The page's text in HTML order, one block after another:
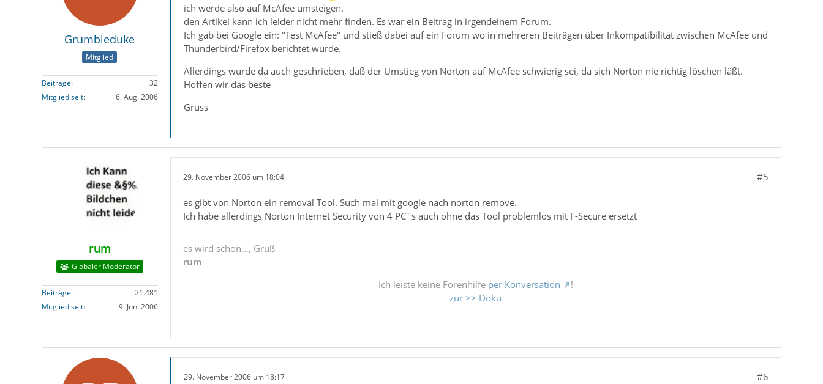
Grumbleduke
Mitglied
Beiträge
32
Mitglied seit
6. Aug. 2006
ich werde also auf McAfee umsteigen.
den Artikel kann ich leider nicht mehr finden. Es war ein Beitrag in irgendeinem Forum.
Ich gab bei Google ein: "Test McAfee" und stieß dabei auf ein Forum wo in mehreren Beiträgen über Inkompatibilität zwischen McAfee und
Thunderbird/Firefox berichtet wurde.
Allerdings wurde da auch geschrieben, daß der Umstieg von Norton auf McAfee schwierig sei, da sich Norton nie richtig löschen läßt.
Hoffen wir das beste
Gruss
rum
Globaler Moderator
Beiträge
21.481
Mitglied seit
9. Jun. 2006
29. November 2006 um 18:04 #5
es gibt von Norton ein removal Tool. Such mal mit google nach norton remove.
Ich habe allerdings Norton Internet Security von 4 PC´s auch ohne das Tool problemlos mit F-Secure ersetzt
es wird schon..., Gruß
rum
Ich leiste keine Forenhilfe per Konversation
!
zur >> Doku
29. November 2006 um 18:17 #6